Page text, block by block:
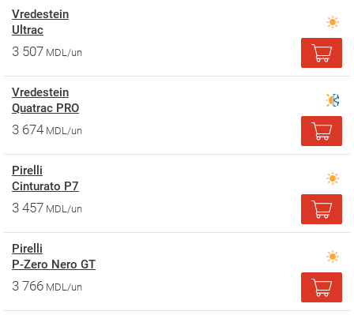
Vredestein
Ultrac
3 507 MDL/un
Vredestein
Quatrac PRO
3 674 MDL/un
Pirelli
Cinturato P7
3 457 MDL/un
Pirelli
P-Zero Nero GT
3 766 MDL/un